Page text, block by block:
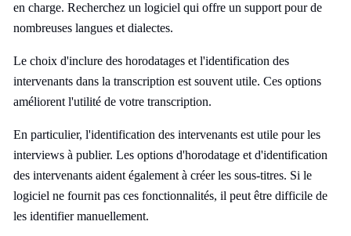
en charge. Recherchez un logiciel qui offre un support pour de
nombreuses langues et dialectes.
Le choix d'inclure des horodatages et l'identification des
intervenants dans la transcription est souvent utile. Ces options
améliorent l'utilité de votre transcription.
En particulier, l'identification des intervenants est utile pour les
interviews à publier. Les options d'horodatage et d'identification
des intervenants aident également à créer les sous-titres. Si le
logiciel ne fournit pas ces fonctionnalités, il peut être difficile de
les identifier manuellement.